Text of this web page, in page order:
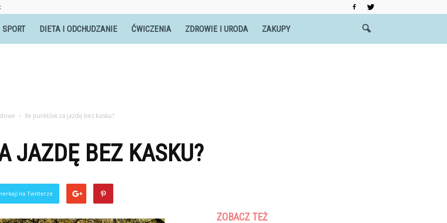
Fitnesswomen.pl
SPORT DIETA I ODCHUDZANIE ĆWICZENIA ZDROWIE I URODA ZAKUPY
Ile punktów za jazdę bez kasku?
JAZDĘ BEZ KASKU?
na Twitterze
ZOBACZ TEŻ